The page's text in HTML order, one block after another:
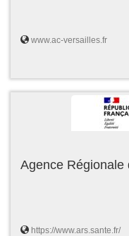
www.ac-versailles.fr
Agence Régionale
https://www.ars.sante.fr/